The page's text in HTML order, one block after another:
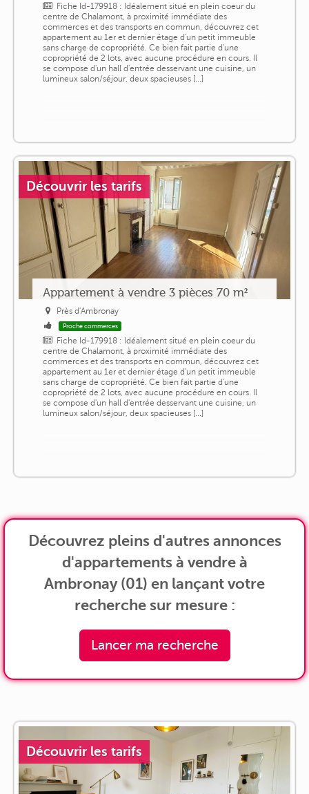
Fiche Id-179918 : Idéalement situé en plein coeur du
centre de Chalamont, à proximité immédiate des
commerces et des transports en commun, découvrez cet
appartement au 1er et dernier étage d'un petit immeuble
sans charge de copropriété. Ce bien fait partie d'une
copropriété de 2 lots, avec aucune procédure en cours. Il
se compose d'un hall d'entrée desservant une cuisine, un
lumineux salon/séjour, deux spacieuses [...]
Découvrir les tarifs
Appartement à vendre 3 pièces 70 m²
Près d'Ambronay
Proche commerces
Fiche Id-179918 : Idéalement situé en plein coeur du
centre de Chalamont, à proximité immédiate des
commerces et des transports en commun, découvrez cet
appartement au 1er et dernier étage d'un petit immeuble
sans charge de copropriété. Ce bien fait partie d'une
copropriété de 2 lots, avec aucune procédure en cours. Il
se compose d'un hall d'entrée desservant une cuisine, un
lumineux salon/séjour, deux spacieuses [...]
Découvrez pleins d'autres annonces
d'appartements à vendre à
Ambronay (01) en lançant votre
recherche sur mesure :
Lancer ma recherche
Découvrir les tarifs